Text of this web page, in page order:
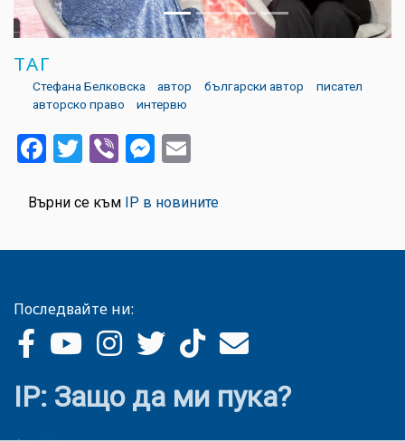
ТАГ
Стефана Белковска автор български автор
писател
авторско право
интервю
Facebook
Twitter
ViberMessenger
Върни се към IP в новините
Последвайте ни:
IP: Защо да ми пука?